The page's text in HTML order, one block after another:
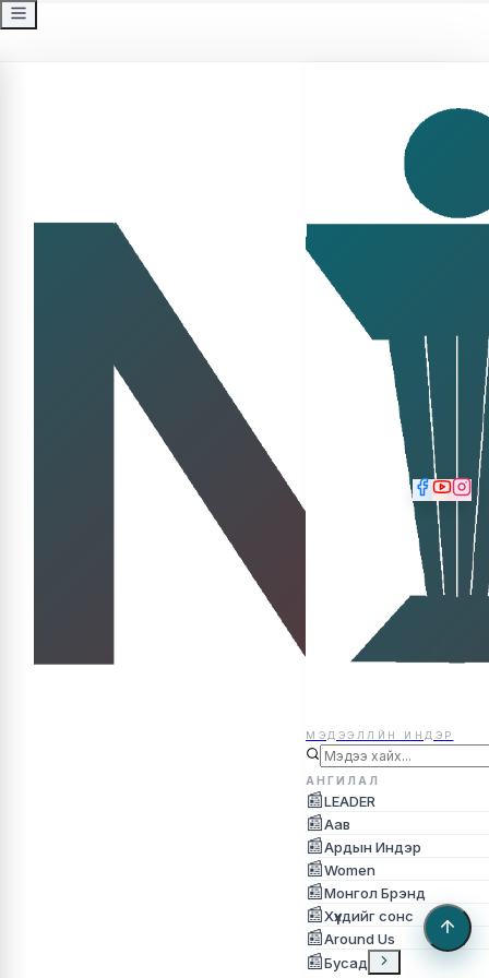
МЭДЭЭЛЛЙН ИНДЭР
АНГИЛАЛ
📰LEADER
📰Аав
📰Ардын Индэр
📰Women
📰Монгол Брэнд
📰Хүүхдийг сонс
📰Around Us
📰Бусад